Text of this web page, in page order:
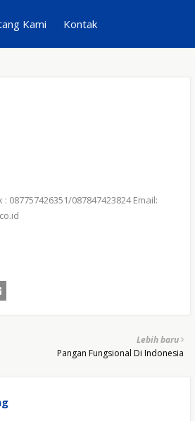
Kami Kontak
087757426351/087847423824 Email:
Lebih baru
Pangan Fungsional Di Indonesia